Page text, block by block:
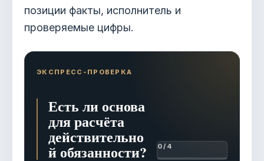
позиции факты, исполнитель и
проверяемые цифры.
ЭКСПРЕСС-ПРОВЕРКА
Есть ли основа
для расчёта
действительно
й обязанности? 0 / 4